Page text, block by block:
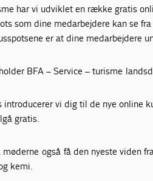
har vi udviklet en række gratis
som dine medarbejdere kan se
er at dine medarbejdere
BFA – Service – turisme
introducerer vi dig til de nye online
gratis.
også få den nyeste viden
kemi.